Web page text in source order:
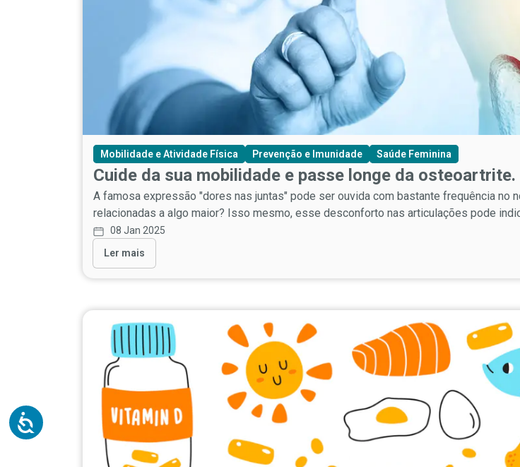
Mobilidade e Atividade Física Prevenção e Imunidade Saúde Feminina
Cuide da sua mobilidade e passe longe da osteoartrite.
A famosa expressão "dores nas juntas" pode ser ouvida com bastante frequência
relacionadas a algo maior? Isso mesmo, esse desconforto nas articulações pode
08 Jan 2025
Ler mais